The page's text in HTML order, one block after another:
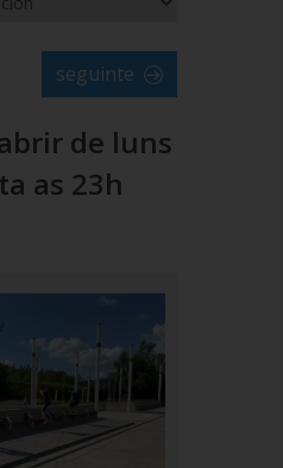
seguinte
de luns
as 23h